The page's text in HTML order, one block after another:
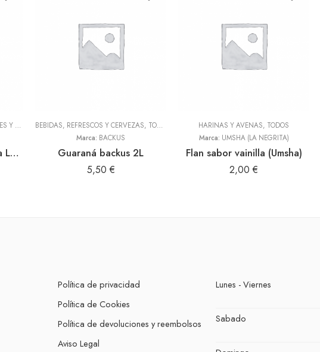
ADEREZOS, PASTAS, SAZONADORES Y CONDIMENTOS , TODOS
Canela en rama 50gr (La Latina)
BEBIDAS, REFRESCOS Y CERVEZAS, TODOS
Marca: BACKUS
Guaraná backus 2L
5,50 €
HARINAS Y AVENAS, TODOS
Marca: UMSHA (LA NEGRITA)
Flan sabor vainilla (Umsha)
2,00 €
Política de privacidad
Política de Cookies
Política de devoluciones y reembolsos
Aviso Legal
Lunes - Viernes
Sabado